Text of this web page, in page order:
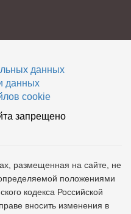
данных
данных
cookie
запрещено
размещенная на сайте, не
положениями
кодекса Российской
вносить изменения в